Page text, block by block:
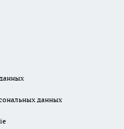
данных